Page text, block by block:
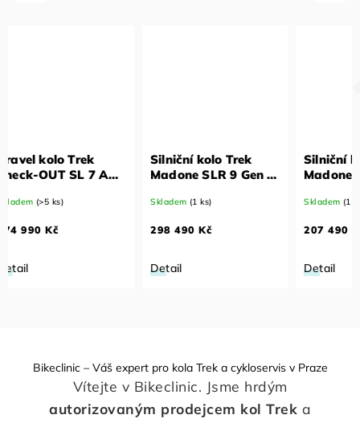
Silniční kolo Trek
Madone SLR 9 Gen 8
Replica XL
Skladem (1 ks)
298 490 Kč
Detail
Silniční kolo Trek
Madone SLR 7 Gen 8
Replica XL
Skladem
207 490 Kč
Detail
124
Detail
Bikeclinic – Váš expert pro kola Trek a cykloservis v Praze
Vítejte v Bikeclinic. Jsme hrdým
autorizovaným prodejcem kol Trek a